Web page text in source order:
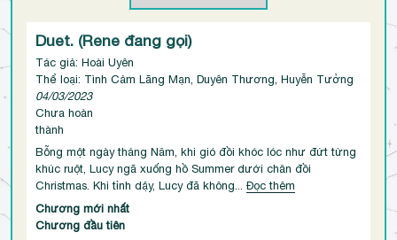
Duet. (Rene đang gọi)
Tác giả: Hoài Uyên
Thể loại: Tình Cảm Lãng Mạn, Duyên Thương, Huyễn Tưởng
04/03/2023
Chưa hoàn
thành
Bỗng một ngày tháng Năm, khi gió đồi khóc lóc như đứt từng
khúc ruột, Lucy ngã xuống hồ Summer dưới chân đồi
Christmas. Khi tỉnh dậy, Lucy đã không... Đọc thêm
Chương mới nhất
Chương đầu tiên